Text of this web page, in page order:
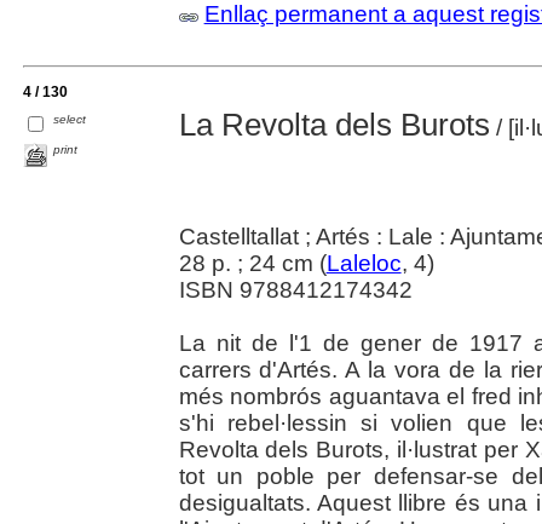
Enllaç permanent a aquest
4 / 130
select
print
La Revolta dels Burots /
Castelltallat ; Artés : Lale :
28 p. ; 24 cm (Laleloc, 4)
ISBN 9788412174342
La nit de l'1 de gener de 1917
carrers d'Artés. A la vora de la
més nombrós aguantava el fred
s'hi rebel·lessin si volien que
Revolta dels Burots, il·lustrat per
tot un poble per defensar-se
desigualtats. Aquest llibre és una